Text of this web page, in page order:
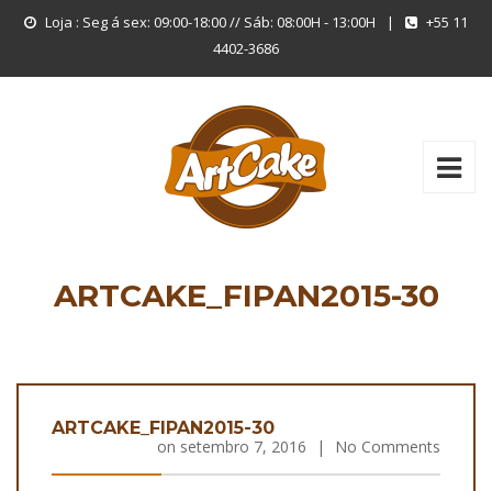
Loja : Seg á sex: 09:00-18:00 // Sáb: 08:00H - 13:00H |
+55 11
4402-3686
ARTCAKE_FIPAN2015-30
ARTCAKE_FIPAN2015-30
on setembro 7, 2016 | No Comments